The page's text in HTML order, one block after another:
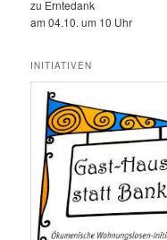
zu Erntedank
am 04.10. um 10 Uhr
INITIATIVEN